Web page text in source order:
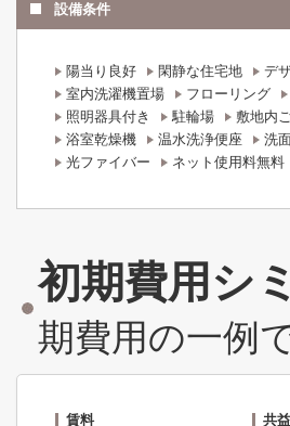
設備条件
陽当り良好 閑静な住宅地 デ
室内洗濯機置場
フローリング
照明器具付き
駐輪場 敷地内
浴室乾燥機
温水洗浄便座 洗
光ファイバー
ネット使用料無料
初期費用シ
期費用の一例
賃料 共